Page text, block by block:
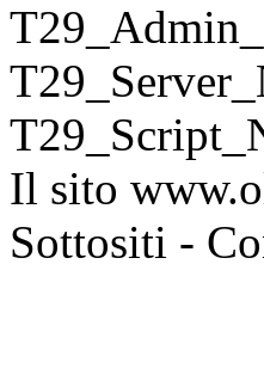
Il sito
Sottositi -